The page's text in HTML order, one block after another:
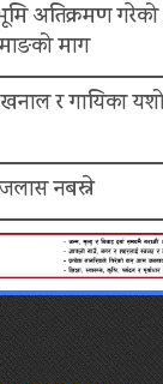
भूमि अतिक्रमण
माग
र गायिका
नबस्ने